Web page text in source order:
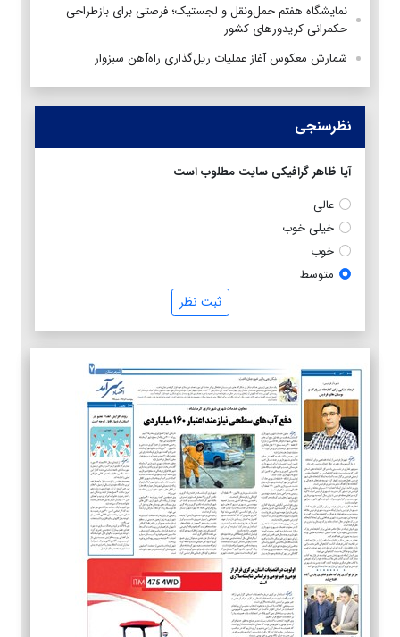
نمایشگاه هفتم حمل‌ونقل و لجستیک؛ فرصتی برای بازطراحی
حکمرانی کریدورهای کشور
شمارش معکوس آغاز عملیات ریل‌گذاری راه‌آهن سبزوار
نظرسنجی
آیا ظاهر گرافیکی سایت مطلوب است
عالی
خیلی خوب
خوب
متوسط
ثبت نظر